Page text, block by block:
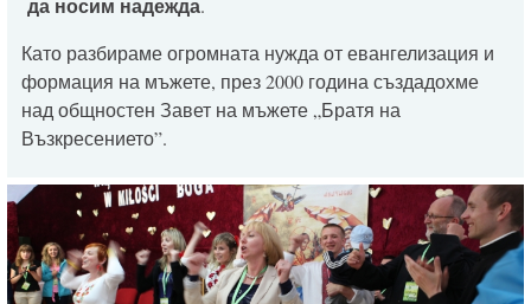
.
Като разбираме огромната нужда от евангелизация и
формация на мъжете, през 2000 година създадохме
над общностен Завет на мъжете „Братя на
Възкресението”.